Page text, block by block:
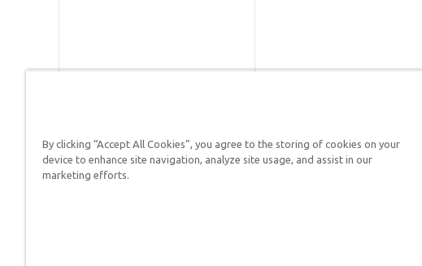
Respuestas en Génesis es un
defender su fe y proclamar el evangelio
By clicking “Accept All Cookies”, you agree to the storing of cookies on your
device to enhance site navigation, analyze site usage, and assist in our
marketing efforts.